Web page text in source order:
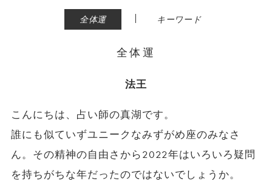
全体運 | キーワード
全体運
法王
こんにちは、占い師の真湖です。
誰にも似ていずユニークなみずがめ座のみなさ
ん。その精神の自由さから2022年はいろいろ疑問
を持ちがちな年だったのではないでしょうか。